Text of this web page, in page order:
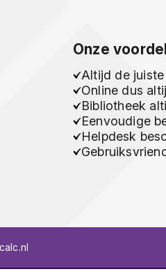
Onze
Altijd de
Online dus
Bibliotheek
Eenvoudige
Helpdesk